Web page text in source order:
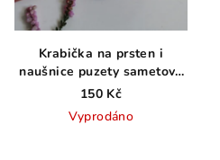
Krabička na prsten i
naušnice puzety sametová
růžová
150 Kč
Vyprodáno